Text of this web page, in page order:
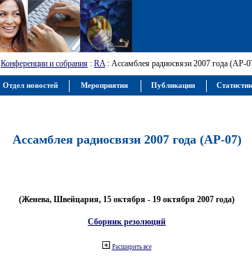
Конференции и собрания : RA: Ассамблея радиосвязи 2007 года (АР-
Ассамблея радиосвязи 2007 года (АР-07)
(Женева, Швейцария, 15 октября - 19 октября 2007 года)
Сборник резолюций
Расширить все
Отдел новостей Мероприятия Публикации